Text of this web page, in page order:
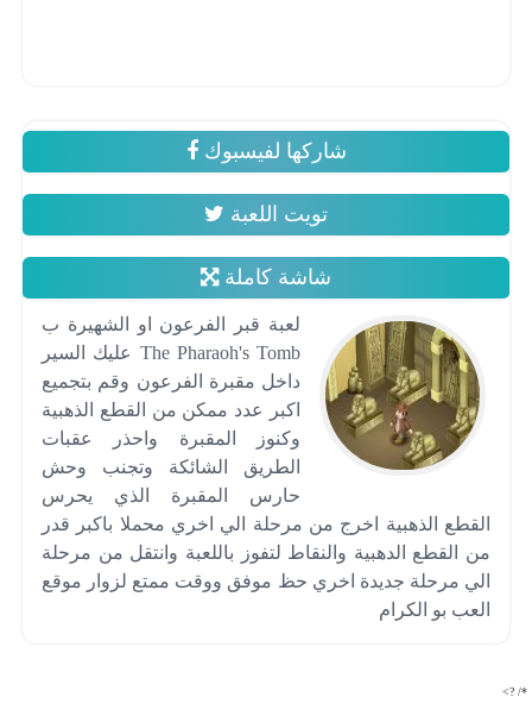
شاركها لفيسبوك
تويت اللعبة
شاشة كاملة
لعبة قبر الفرعون او الشهيرة ب
The Pharaoh's Tomb عليك السير
داخل مقبرة الفرعون وقم بتجميع
اكبر عدد ممكن من القطع الذهبية
وكنوز المقبرة واحذر عقبات
الطريق الشائكة وتجنب وحش
حارس المقبرة الذي يحرس
القطع الذهبية اخرج من مرحلة الي اخري محملا باكبر قدر
من القطع الدهبية والنقاط لتفوز باللعبة وانتقل من مرحلة
الي مرحلة جديدة اخري حظ موفق ووقت ممتع لزوار موقع
العب بو الكرام
*/ ?>